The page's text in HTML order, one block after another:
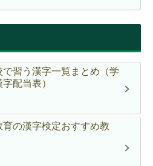
で習う漢字一覧まとめ（学
配当表）
育の漢字検定おすすめ教